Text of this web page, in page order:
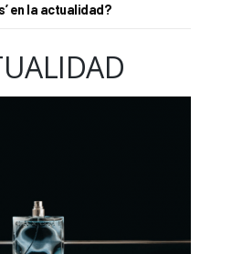
en la actualidad?